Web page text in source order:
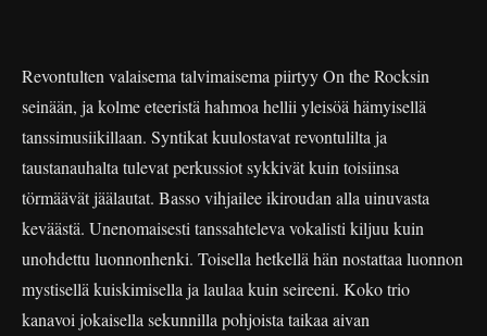
Revontulten valaisema talvimaisema piirtyy On the Rocksin
seinään, ja kolme eteeristä hahmoa hellii yleisöä hämyisellä
tanssimusiikillaan. Syntikat kuulostavat revontulilta ja
taustanauhalta tulevat perkussiot sykkivät kuin toisiinsa
törmäävät jäälautat. Basso vihjailee ikiroudan alla uinuvasta
keväästä. Unenomaisesti tanssahteleva vokalisti kiljuu kuin
unohdettu luonnonhenki. Toisella hetkellä hän nostattaa luonnon
mystisellä kuiskimisella ja laulaa kuin seireeni. Koko trio
kanavoi jokaisella sekunnilla pohjoista taikaa aivan